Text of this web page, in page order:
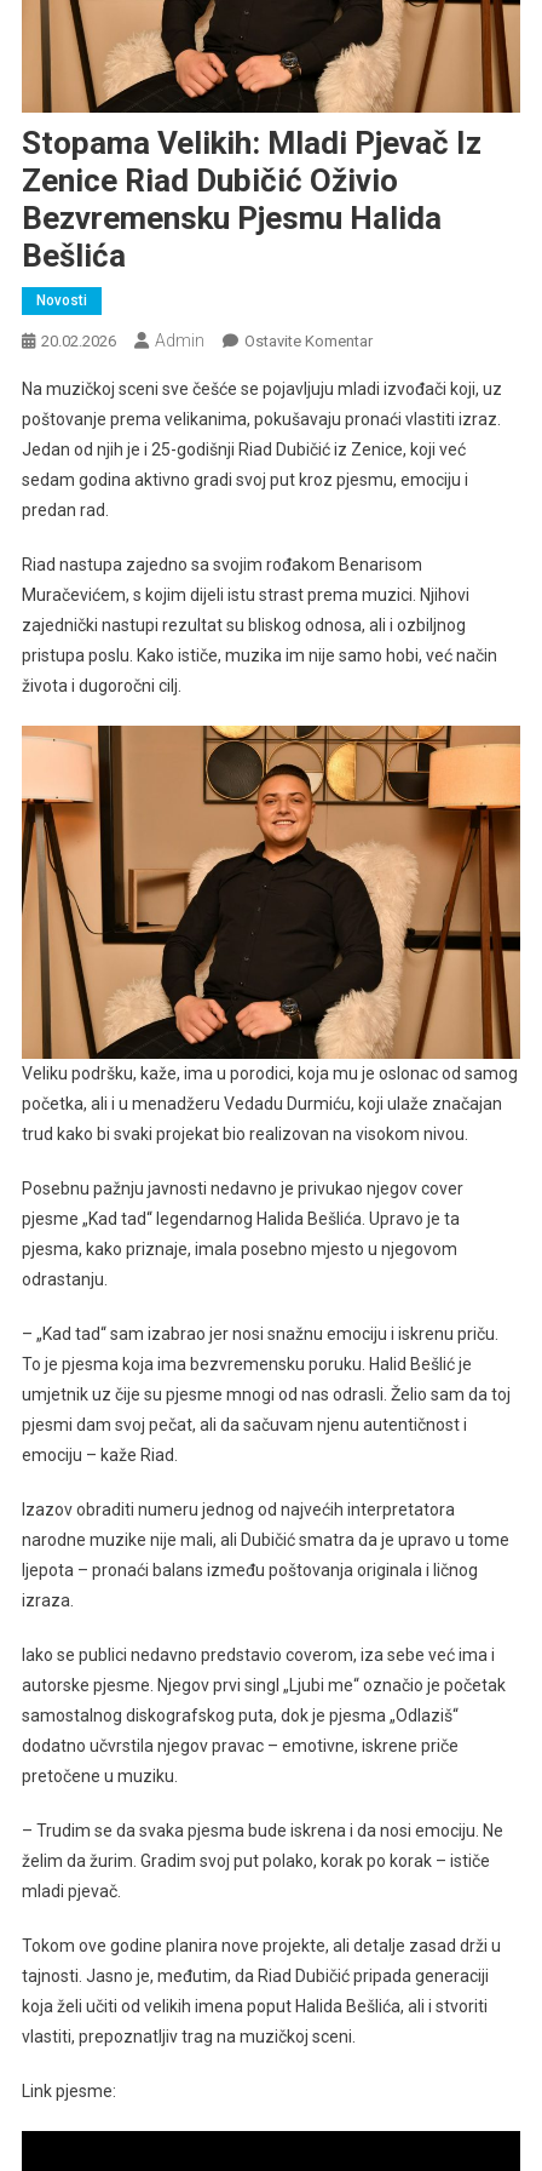
Stopama Velikih: Mladi Pjevač Iz
Zenice Riad Dubičić Oživio
Bezvremensku Pjesmu Halida
Bešlića
Novosti
20.02.2026 Admin Ostavite KomentarNa
Velikih:
Mladi
Pjevač
Iz
Dubičić
Oživio
Bezvremensku
Pjesmu
Na muzičkoj sceni sve češće se pojavljuju mladi izvođači koji, uz
poštovanje prema velikanima, pokušavaju pronaći vlastiti izraz.
Jedan od njih je i 25-godišnji Riad Dubičić iz Zenice, koji već
sedam godina aktivno gradi svoj put kroz pjesmu, emociju i
predan rad.
Riad nastupa zajedno sa svojim rođakom Benarisom
Muračevićem, s kojim dijeli istu strast prema muzici. Njihovi
zajednički nastupi rezultat su bliskog odnosa, ali i ozbiljnog
pristupa poslu. Kako ističe, muzika im nije samo hobi, već način
života i dugoročni cilj.
Veliku podršku, kaže, ima u porodici, koja mu je oslonac od samog
početka, ali i u menadžeru Vedadu Durmiću, koji ulaže značajan
trud kako bi svaki projekat bio realizovan na visokom nivou.
Posebnu pažnju javnosti nedavno je privukao njegov cover
pjesme „Kad tad“ legendarnog Halida Bešlića. Upravo je ta
pjesma, kako priznaje, imala posebno mjesto u njegovom
odrastanju.
– „Kad tad“ sam izabrao jer nosi snažnu emociju i iskrenu priču.
To je pjesma koja ima bezvremensku poruku. Halid Bešlić je
umjetnik uz čije su pjesme mnogi od nas odrasli. Želio sam da toj
pjesmi dam svoj pečat, ali da sačuvam njenu autentičnost i
emociju – kaže Riad.
Izazov obraditi numeru jednog od najvećih interpretatora
narodne muzike nije mali, ali Dubičić smatra da je upravo u tome
ljepota – pronaći balans između poštovanja originala i ličnog
izraza.
Iako se publici nedavno predstavio coverom, iza sebe već ima i
autorske pjesme. Njegov prvi singl „Ljubi me“ označio je početak
samostalnog diskografskog puta, dok je pjesma „Odlaziš“
dodatno učvrstila njegov pravac – emotivne, iskrene priče
pretočene u muziku.
– Trudim se da svaka pjesma bude iskrena i da nosi emociju. Ne
želim da žurim. Gradim svoj put polako, korak po korak – ističe
mladi pjevač.
Tokom ove godine planira nove projekte, ali detalje zasad drži u
tajnosti. Jasno je, međutim, da Riad Dubičić pripada generaciji
koja želi učiti od velikih imena poput Halida Bešlića, ali i stvoriti
vlastiti, prepoznatljiv trag na muzičkoj sceni.
Link pjesme: